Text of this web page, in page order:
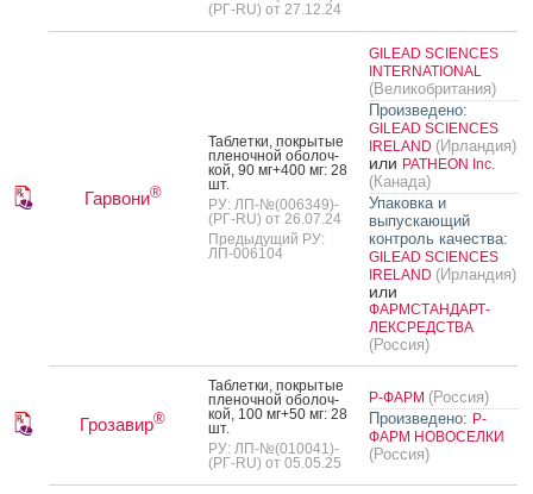
(РГ-RU) от 27.12.24
Гарвони®
Таб­летки, пок­ры­тые
пле­ноч­ной обо­лоч­
кой, 90 мг+400 мг: 28
шт.
РУ: ЛП-№(006349)-
(РГ-RU) от 26.07.24
Предыдущий РУ:
ЛП-006104
GILEAD SCIENCES
INTERNATIONAL
(Великобритания)
Произведено:
GILEAD SCIENCES
IRELAND (Ирландия)
или PATHEON Inc.
(Канада)
Упаковка и
выпускающий
контроль качества:
GILEAD SCIENCES
IRELAND (Ирландия)
или
ФАРМСТАНДАРТ-
ЛЕКСРЕДСТВА
(Россия)
Грозавир®
Таб­летки, пок­ры­тые
пле­ноч­ной обо­лоч­
кой, 100 мг+50 мг: 28
шт.
РУ: ЛП-№(010041)-
(РГ-RU) от 05.05.25
Р-ФАРМ (Россия)
Произведено: Р-
ФАРМ НОВОСЕЛКИ
(Россия)